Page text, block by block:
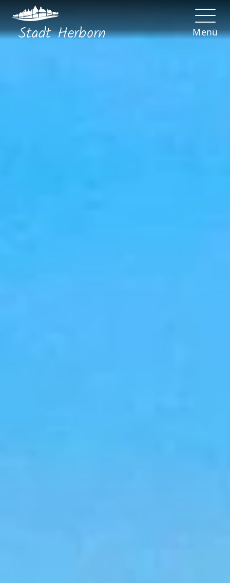
StadtHerborn Menü